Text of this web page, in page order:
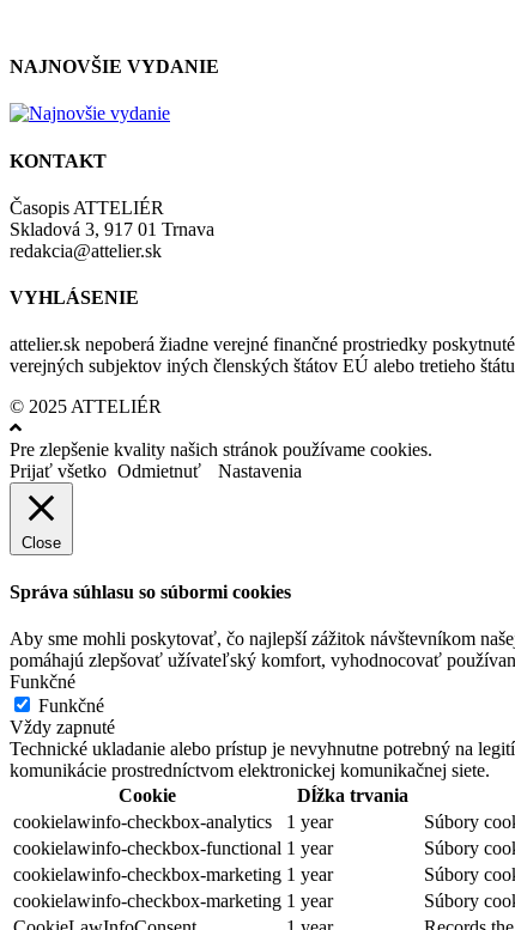
NAJNOVŠIE VYDANIE
KONTAKT
Časopis ATTELIÉR
Skladová 3, 917 01 Trnava
redakcia@attelier.sk
VYHLÁSENIE
attelier.sk nepoberá žiadne verejné finančné prostriedky
verejných subjektov iných členských štátov EÚ alebo tretieho
© 2025 ATTELIÉR
Pre zlepšenie kvality našich stránok používame cookies.
Prijať všetko Odmietnuť Nastavenia
Close
Správa súhlasu so súbormi cookies
Aby sme mohli poskytovať, čo najlepší zážitok návštevníkom
pomáhajú zlepšovať užívateľský komfort, vyhodnocovať
Funkčné
Funkčné
Vždy zapnuté
Technické ukladanie alebo prístup je nevyhnutne potrebný na
komunikácie prostredníctvom elektronickej komunikačnej siete.
Cookie
Dĺžka trvania
cookielawinfo-checkbox-analytics
1 year
Súbory
cookielawinfo-checkbox-functional 1 year
Súbory
cookielawinfo-checkbox-marketing 1 year
Súbory
cookielawinfo-checkbox-marketing 1 year
Súbory